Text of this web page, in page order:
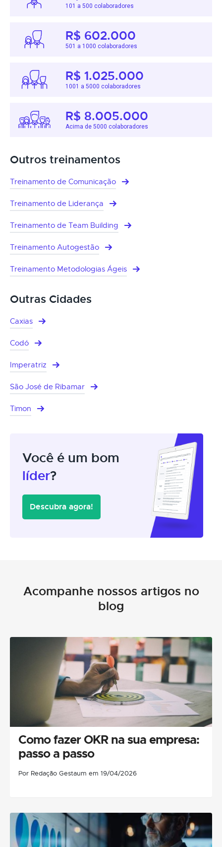
101 a 500 colaboradores
R$ 602.000
501 a 1000 colaboradores
R$ 1.025.000
1001 a 5000 colaboradores
R$ 8.005.000
Acima de 5000 colaboradores
Outros treinamentos
Treinamento de Comunicação
Treinamento de Liderança
Treinamento de Team Building
Treinamento Autogestão
Treinamento Metodologias Ágeis
Outras Cidades
Caxias
Codó
Imperatriz
São José de Ribamar
Timon
Você é um bom
líder?
Descubra agora!
Acompanhe nossos artigos no
blog
Como fazer OKR na sua empresa:
passo a passo
Por Redação Gestaum em 19/04/2026